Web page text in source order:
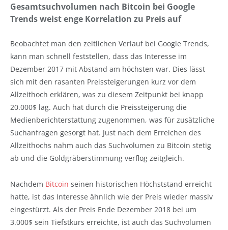
Gesamtsuchvolumen nach Bitcoin bei Google
Trends weist enge Korrelation zu Preis auf
Beobachtet man den zeitlichen Verlauf bei Google Trends,
kann man schnell feststellen, dass das Interesse im
Dezember 2017 mit Abstand am höchsten war. Dies lässt
sich mit den rasanten Preissteigerungen kurz vor dem
Allzeithoch erklären, was zu diesem Zeitpunkt bei knapp
20.000$ lag. Auch hat durch die Preissteigerung die
Medienberichterstattung zugenommen, was für zusätzliche
Suchanfragen gesorgt hat. Just nach dem Erreichen des
Allzeithochs nahm auch das Suchvolumen zu Bitcoin stetig
ab und die Goldgräberstimmung verflog zeitgleich.
Nachdem Bitcoin seinen historischen Höchststand erreicht
hatte, ist das Interesse ähnlich wie der Preis wieder massiv
eingestürzt. Als der Preis Ende Dezember 2018 bei um
3.000$ sein Tiefstkurs erreichte, ist auch das Suchvolumen